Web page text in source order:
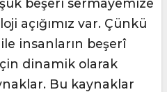
beşerî sermayemize
açığımız var. Çünkü
insanların beşerî
dinamik olarak
Bu kaynaklar